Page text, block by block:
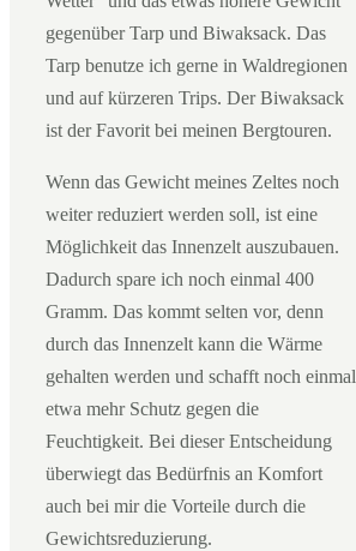
gegenüber Tarp und Biwaksack. Das
Tarp benutze ich gerne in Waldregionen
und auf kürzeren Trips. Der Biwaksack
ist der Favorit bei meinen Bergtouren.
Wenn das Gewicht meines Zeltes noch
weiter reduziert werden soll, ist eine
Möglichkeit das Innenzelt auszubauen.
Dadurch spare ich noch einmal 400
Gramm. Das kommt selten vor, denn
durch das Innenzelt kann die Wärme
gehalten werden und schafft noch einmal
etwa mehr Schutz gegen die
Feuchtigkeit. Bei dieser Entscheidung
überwiegt das Bedürfnis an Komfort
auch bei mir die Vorteile durch die
Gewichtsreduzierung.